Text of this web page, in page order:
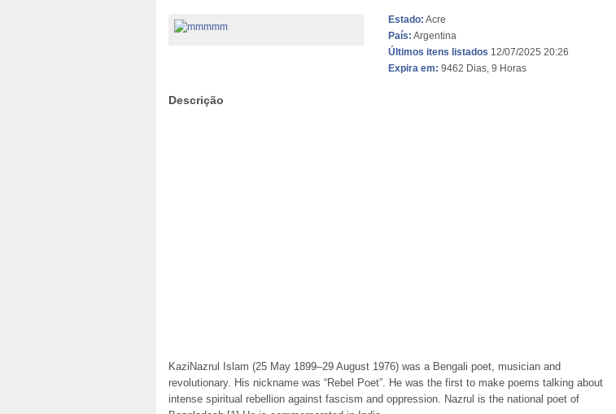
Estado: Acre
País: Argentina
Últimos itens listados 12/07/2025 20:26
Expira em: 9462 Dias, 9 Horas
Descrição
KaziNazrul Islam (25 May 1899–29 August 1976) was a Bengali poet, musician and
revolutionary. His nickname was “Rebel Poet”. He was the first to make poems talking about
intense spiritual rebellion against fascism and oppression. Nazrul is the national poet of